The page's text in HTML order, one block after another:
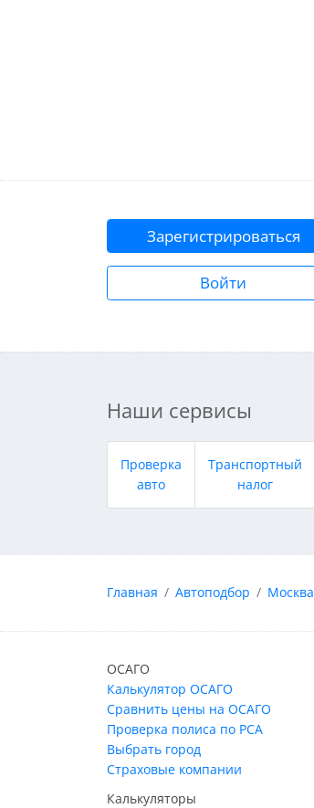
Зарегистрироваться
Войти
Наши сервисы
Проверка
авто
Транспортный
налог
Главная Автоподбор Москва
ОСАГО
Калькулятор ОСАГО
Сравнить цены на ОСАГО
Проверка полиса по РСА
Выбрать город
Страховые компании
Калькуляторы